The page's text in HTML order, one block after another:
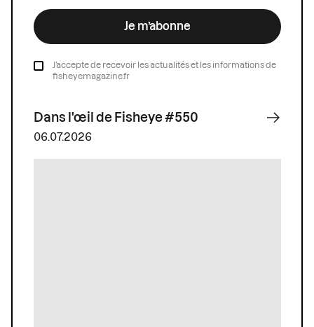
Je m’abonne
J’accepte de recevoir les actualités et les informations de
fisheyemagazine.fr
Dans l'œil de Fisheye #550
06.07.2026